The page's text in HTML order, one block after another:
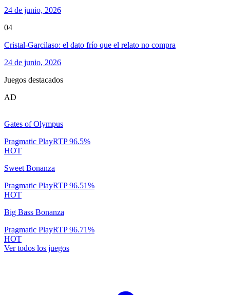
24 de junio, 2026
04
Cristal-Garcilaso: el dato frío que el relato no compra
24 de junio, 2026
Juegos destacados
AD
Gates of Olympus
Pragmatic PlayRTP96.5%
HOT
Sweet Bonanza
Pragmatic PlayRTP96.51%
HOT
Big Bass Bonanza
Pragmatic PlayRTP96.71%
HOT
Ver todos los juegos